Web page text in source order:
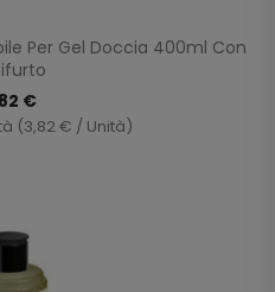
Per Gel Doccia 400ml Con
€
(3,82 € / Unità)